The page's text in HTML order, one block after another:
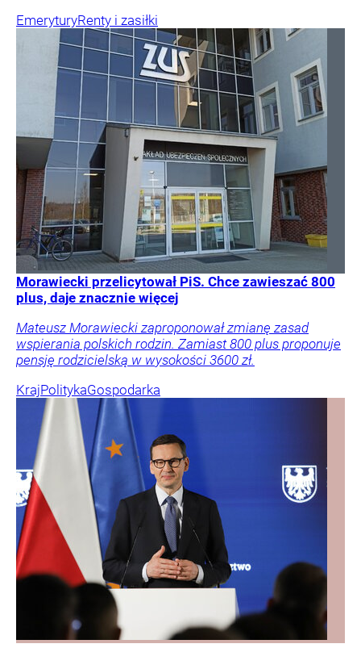
EmeryturyRenty i zasiłki
Morawiecki przelicytował PiS. Chce zawieszać 800
plus, daje znacznie więcej
Mateusz Morawiecki zaproponował zmianę zasad
wspierania polskich rodzin. Zamiast 800 plus proponuje
pensję rodzicielską w wysokości 3600 zł.
KrajPolitykaGospodarka